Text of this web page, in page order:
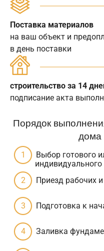
Поставка материалов
на ваш объект и
в день поставки
строительство за 14
подписание акта
Порядок
дома
Выбор готового
индивидуального
Приезд рабочих
Подготовка к
Заливка